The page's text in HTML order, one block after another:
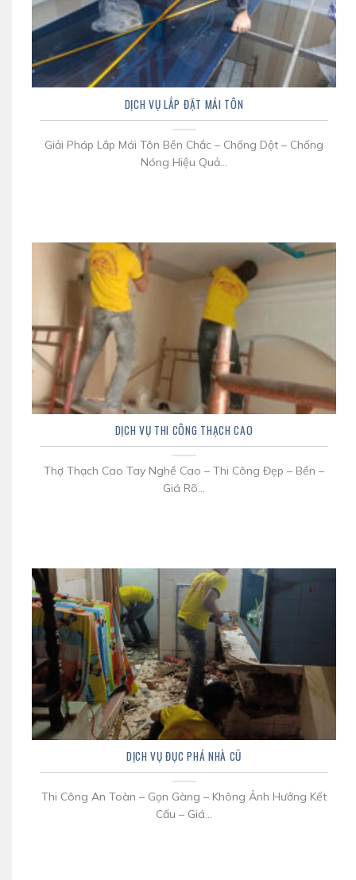
DỊCH VỤ LẮP ĐẶT MÁI TÔN
Giải Pháp Lắp Mái Tôn Bền Chắc – Chống Dột – Chống
Nóng Hiệu Quả...
DỊCH VỤ THI CÔNG THẠCH CAO
Thợ Thạch Cao Tay Nghề Cao – Thi Công Đẹp – Bền –
Giá Rõ...
DỊCH VỤ ĐỤC PHÁ NHÀ CŨ
Thi Công An Toàn – Gọn Gàng – Không Ảnh Hưởng Kết
Cấu – Giá...